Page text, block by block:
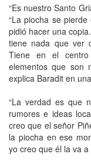
“Es nuestro Santo
“La piocha se
pidió hacer una
tiene nada que ver
Tiene en el
elementos que son
explica Baradit en
“La verdad es que
rumores e ideas
creo que el señor
la piocha en ese
yo creo que él la va